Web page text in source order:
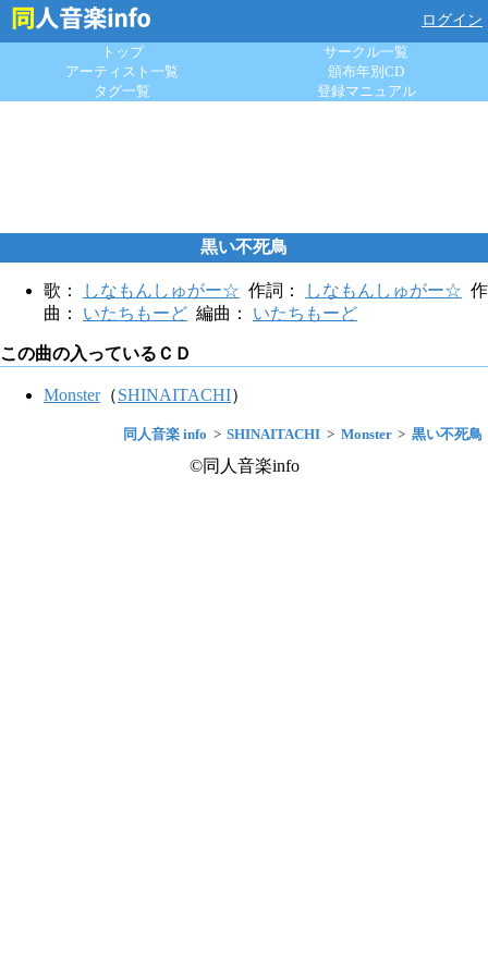
ログイン
トップ
サークル一覧
アーティスト一覧
頒布年別CD
タグ一覧
登録マニュアル
黒い不死鳥
歌： しなもんしゅがー☆ 作詞： しなもんしゅがー☆ 作
曲： いたちもーど 編曲： いたちもーど
この曲の入っているＣＤ
Monster（SHINAITACHI）
同人音楽 info SHINAITACHI Monster 黒い不死鳥
©同人音楽info